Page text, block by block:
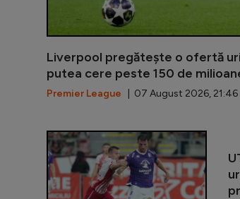
Liverpool pregătește o ofertă
putea cere peste 150 de
Premier League | 07 August 2026, 21:46